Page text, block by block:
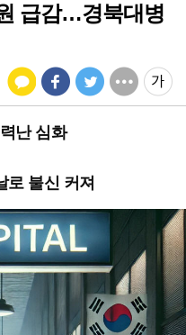
급감…경북대병
난 심화
로 불신 커져